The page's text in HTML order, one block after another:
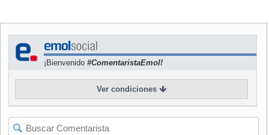
Asimismo, el Gobierno francés confirmó que el Presidente
François Hollande regresó de Avignon a París para
encabezar la célula de crisis con las autoridades.
¡Bienvenido #ComentaristaEmol!
Ver condiciones